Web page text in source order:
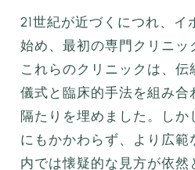
21世紀が近づくにつれ、イ
始め、最初の専門クリニッ
これらのクリニックは、
儀式と臨床的手法を組み合
隔たりを埋めました。しか
にもかかわらず、より広範
内では懐疑的な見方が依然